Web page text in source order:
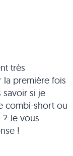
très
la première fois
savoir si je
combi-short ou
Je vous
!